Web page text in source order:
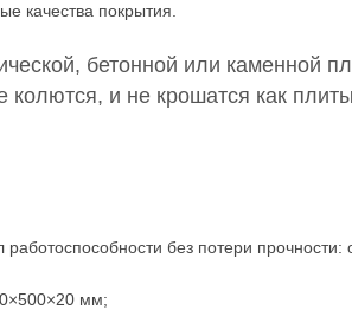
качества покрытия.
бетонной или каменной
колются, и не крошатся как
без потери прочности:
мм;